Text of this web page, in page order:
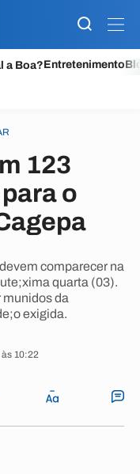
a Boa?Entretenimento
123
o
comparecer na
quarta (03).
da
exigida.
10:22